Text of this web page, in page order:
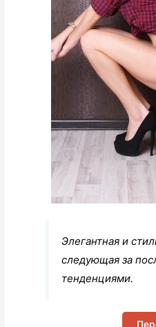
Элегантная и
следующая за
тенденциями.